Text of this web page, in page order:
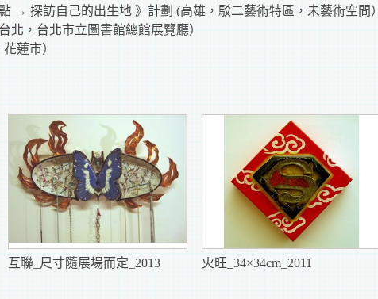
→ 探訪自己的出生地 》計劃 (高雄，駁二藝術特區，未藝術空間）
北，台北市立圖書館總館展覽廳）
蓮市）
互聯_尺寸隨展場而定_2013 火旺_34×34cm_2011